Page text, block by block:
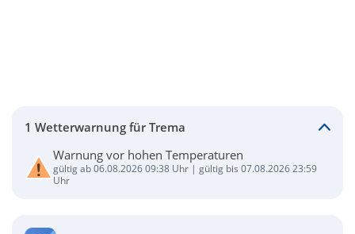
1 Wetterwarnung für Trema
Warnung vor hohen Temperaturen
gültig ab 06.08.2026 09:38 Uhr | gültig bis 07.08.2026 23:59
Uhr